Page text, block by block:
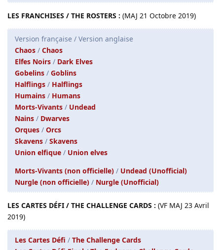
LES FRANCHISES / THE ROSTERS : (MAJ 21 Octobre 2019)
Version française / Version anglaise
Chaos / Chaos
Elfes Noirs / Dark Elves
Gobelins / Goblins
Halflings / Halflings
Humains / Humans
Morts-Vivants / Undead
Nains / Dwarves
Orques / Orcs
Skavens / Skavens
Union elfique / Union elves
Morts-Vivants (non officielle) / Undead (Unofficial)
Nurgle (non officielle) / Nurgle (Unofficial)
LES CARTES DÉFI / THE CHALLENGE CARDS : (VF MAJ 23 Avril
2019)
Les Cartes Défi / The Challenge Cards